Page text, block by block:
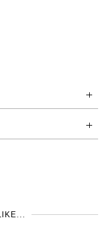
的美感及強烈的道德觀，一
的設計師品牌服飾作為每日搭